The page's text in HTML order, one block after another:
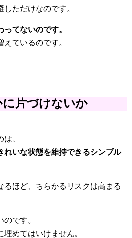
ただけなのです。
てないのです。
ているのです。
片づけないか
、
れいな状態を維持できるシンプル
るほど、ちらかるリスクは高まる
です。
めてはいけません。